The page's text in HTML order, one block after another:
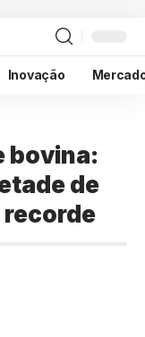
Inovação
bovina:
de
recorde